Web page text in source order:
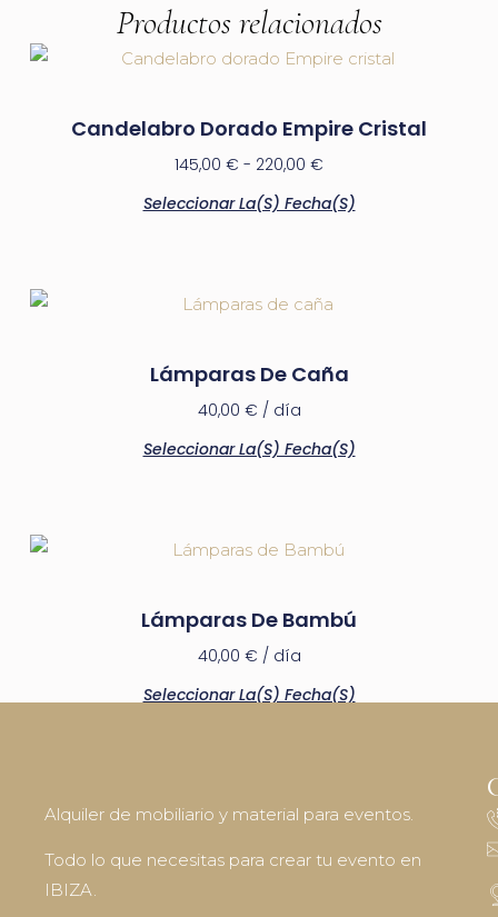
Productos relacionados
Candelabro Dorado Empire Cristal
145,00 € - 220,00 €
Seleccionar La(s) Fecha(s)
Lámparas De Caña
40,00 € / día
Seleccionar La(s) Fecha(s)
Lámparas De Bambú
40,00 € / día
Seleccionar La(s) Fecha(s)
Alquiler de mobiliario y material para eventos.
Todo lo que necesitas para crear tu evento en
IBIZA.